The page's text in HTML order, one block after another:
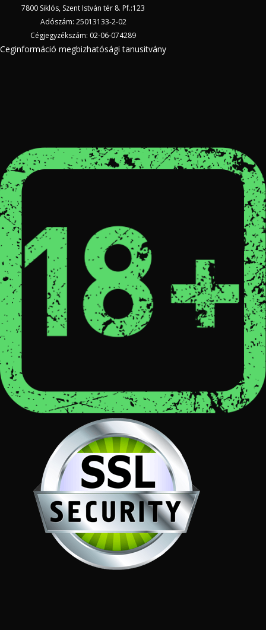
7800 Siklós, Szent István tér 8. Pf.:123
Adószám: 25013133-2-02
Cégjegyzékszám: 02-06-074289
Ceginformáció megbizhatósági tanusitvány